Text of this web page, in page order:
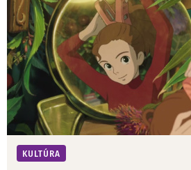
KULTÚRA